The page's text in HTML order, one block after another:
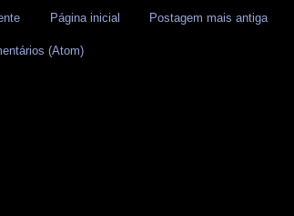
Postagem mais antiga
Página inicial
(Atom)